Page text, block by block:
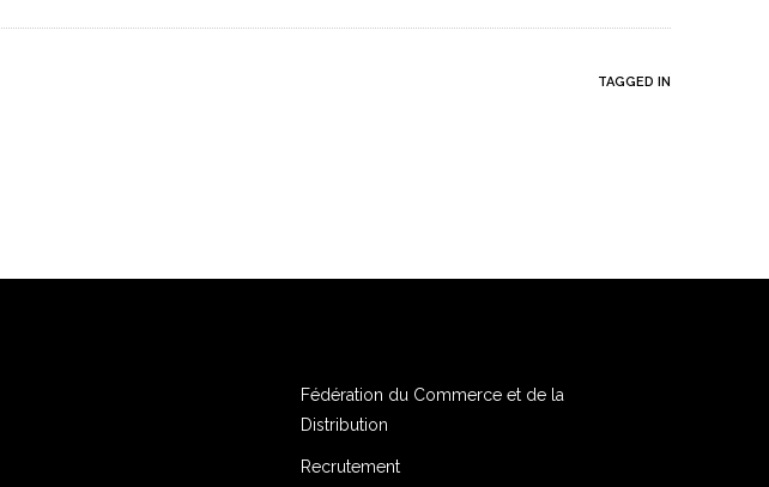
TAGGED IN
Fédération du Commerce et de la
Distribution
Recrutement